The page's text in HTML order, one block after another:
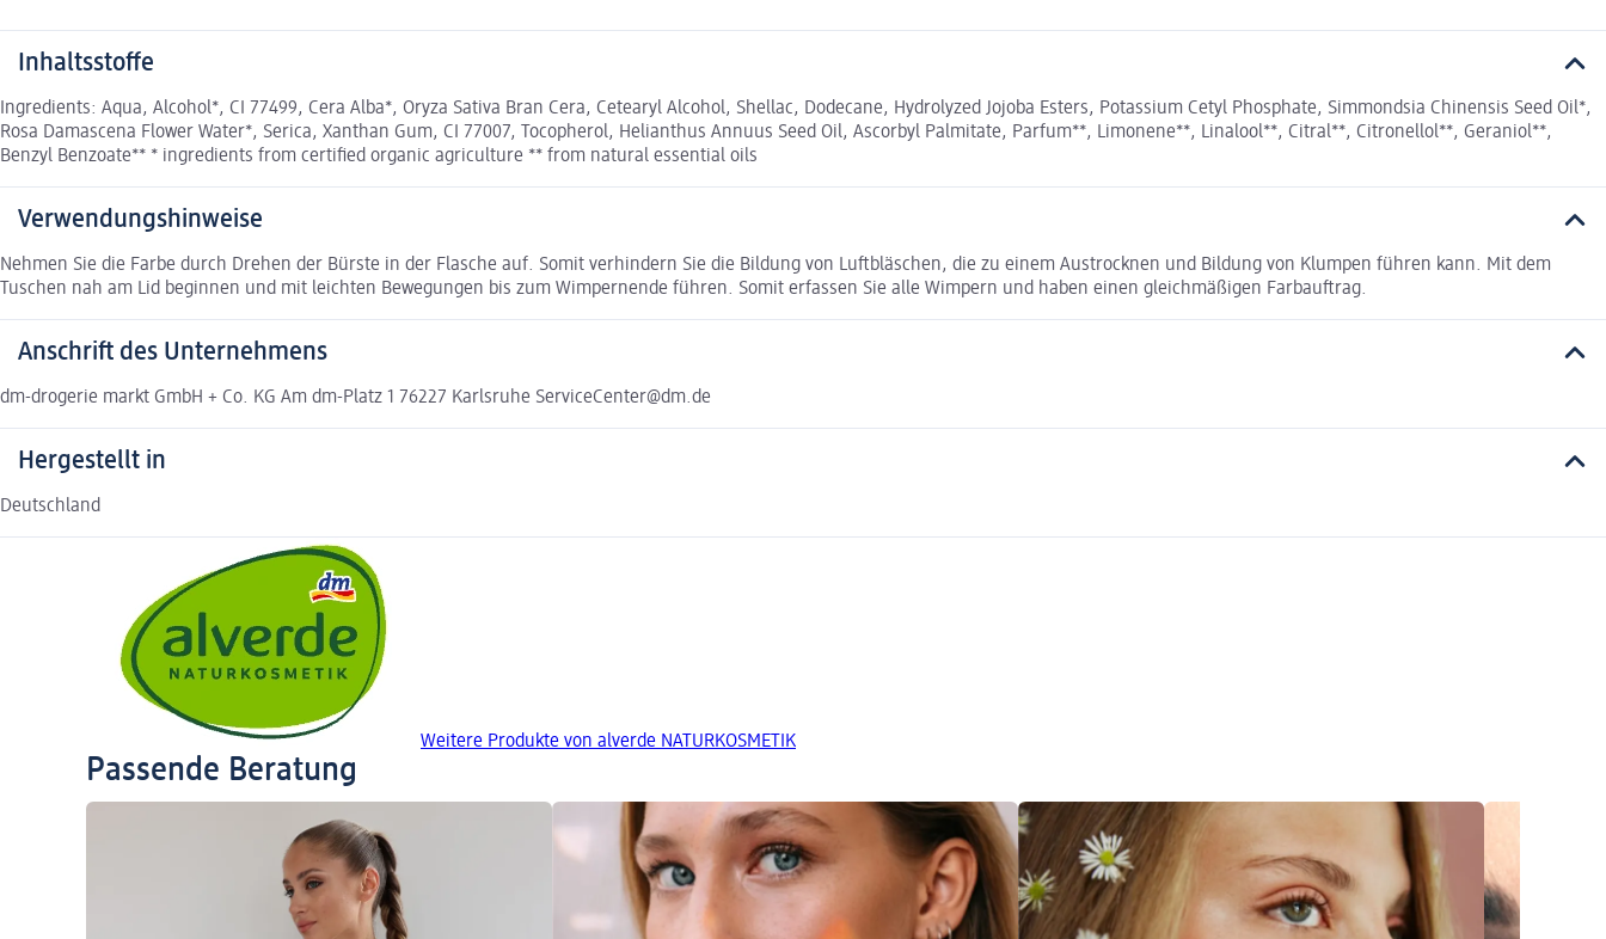
Inhaltsstoffe
Ingredients: Aqua, Alcohol*, CI 77499, Cera Alba*, Oryza Sativa Bran Cera, Cetearyl Alcohol, Shellac, Dodecane, Hydrolyzed Jojoba Esters, Potassium Cetyl Phosphate, Simmondsia Chinensis Seed Oil*,
Rosa Damascena Flower Water*, Serica, Xanthan Gum, CI 77007, Tocopherol, Helianthus Annuus Seed Oil, Ascorbyl Palmitate, Parfum**, Limonene**, Linalool**, Citral**, Citronellol**, Geraniol**,
Benzyl Benzoate** * ingredients from certified organic agriculture ** from natural essential oils
Verwendungshinweise
Nehmen Sie die Farbe durch Drehen der Bürste in der Flasche auf. Somit verhindern Sie die Bildung von Luftbläschen, die zu einem Austrocknen und Bildung von Klumpen führen kann. Mit dem
Tuschen nah am Lid beginnen und mit leichten Bewegungen bis zum Wimpernende führen. Somit erfassen Sie alle Wimpern und haben einen gleichmäßigen Farbauftrag.
Anschrift des Unternehmens
dm-drogerie markt GmbH + Co. KG Am dm-Platz 1 76227 Karlsruhe ServiceCenter@dm.de
Hergestellt in
Deutschland
Weitere Produkte von alverde NATURKOSMETIK
Passende Beratung